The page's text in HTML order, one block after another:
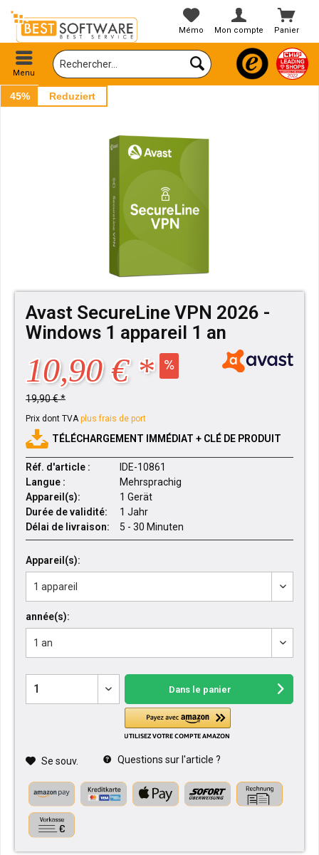
Panier
Mémo Mon compte
Menu
45% Reduziert
Avast SecureLine VPN 2026 -
Windows 1 appareil 1 an
10,90 € *
19,90 € *
Prix dont TVAplus frais de port
TÉLÉCHARGEMENT IMMÉDIAT + CLÉ DE PRODUIT
Réf. d'article :
IDE-10861
Langue :
Mehrsprachig
Appareil(s):
1 Gerät
Durée de validité:
1 Jahr
Délai de livraison:
5 - 30 Minuten
Appareil(s):
année(s):
Dans le panier
Se souv. Questions sur l'article ?